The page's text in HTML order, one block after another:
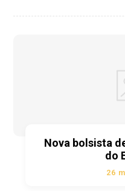
Nova bolsista
do
26